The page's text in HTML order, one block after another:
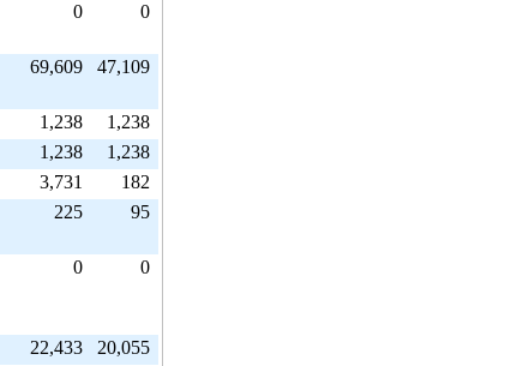
0 0
69,609 47,109
1,238
1,238
1,238
1,238
3,731
182
225 95
0 0
22,433
20,055